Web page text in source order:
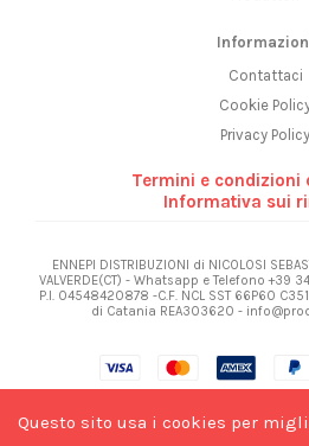
Contattaci
Cookie
Privacy Policy
Termini e condizioni
Informativa sui
ENNEPI DISTRIBUZIONI di NICOLOSI
VALVERDE(CT) - Whatsapp e Telefono +39
P.I. 04548420878 -C.F. NCL SST 66P60
di Catania REA303620 -
Questo sito usa i cookies per